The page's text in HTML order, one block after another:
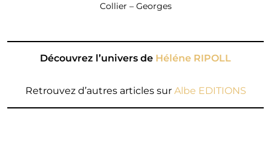
Collier – Georges
Découvrez l’univers de Héléne RIPOLL
Retrouvez d’autres articles sur Albe EDITIONS